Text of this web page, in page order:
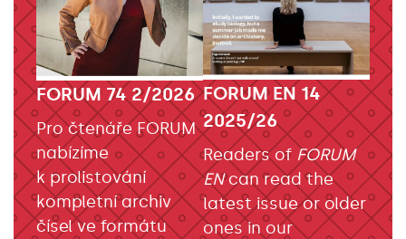
FORUM 74 2/2026
Pro čtenáře FORUM
nabízíme
k prolistování
kompletní archiv
čísel ve formátu
FORUM EN 14
2025/26
Readers of FORUM
ENcan read the
latest issue or older
ones in our